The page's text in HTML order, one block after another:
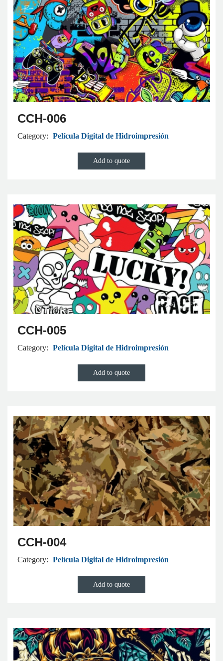
CCH-006
Category: Película Digital de Hidroimpresión
CCH-005
Category: Película Digital de Hidroimpresión
CCH-004
Category: Película Digital de Hidroimpresión